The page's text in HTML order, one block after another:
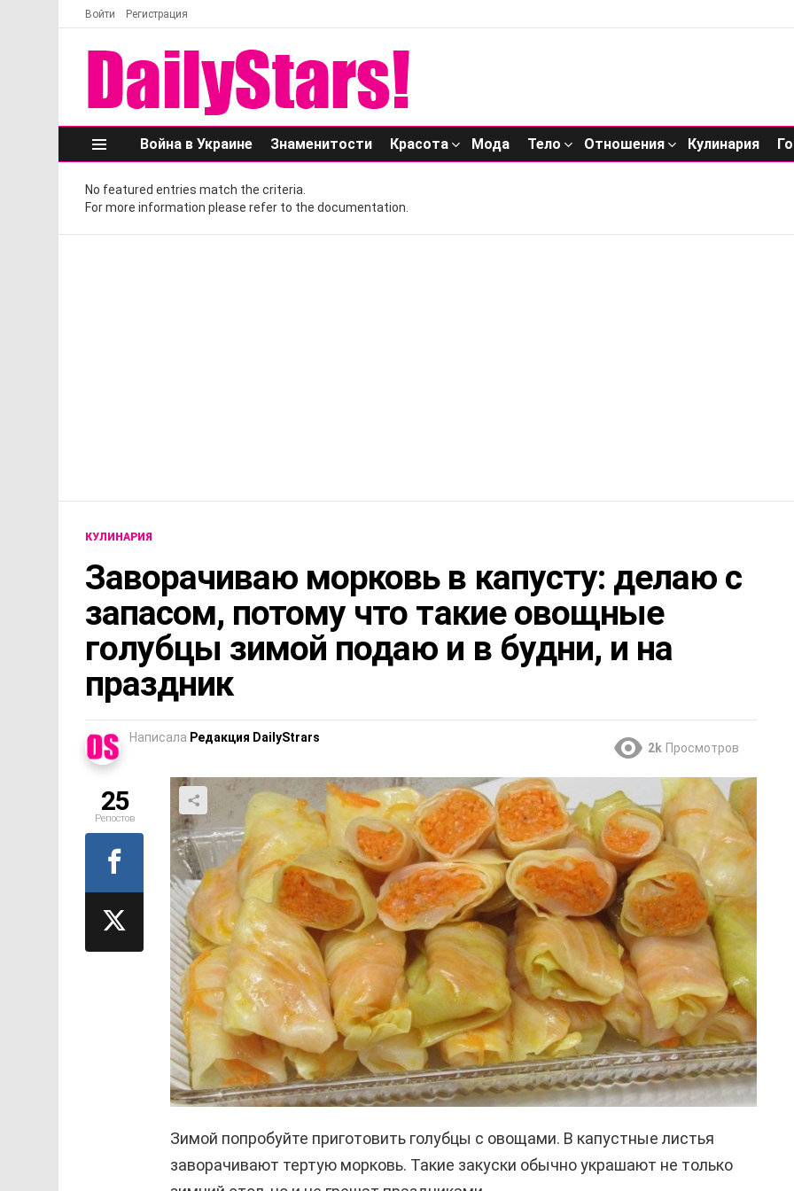
Войти Регистрация
Меню
Война в Украине Знаменитости Красота Мода Тело Отношения Кулинария
No featured entries match the criteria.
For more information please refer to the documentation.
КУЛИНАРИЯ
Заворачиваю морковь в капусту: делаю с
запасом, потому что такие овощные
голубцы зимой подаю и в будни, и на
праздник
Написала Редакция DailyStrars
2k Просмотров
Зимой попробуйте приготовить голубцы с овощами. В капустные листья
заворачивают тертую морковь. Такие закуски обычно украшают не только
25
Репостов